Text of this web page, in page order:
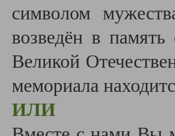
символом
возведён в
Великой
мемориала
ИЛИ